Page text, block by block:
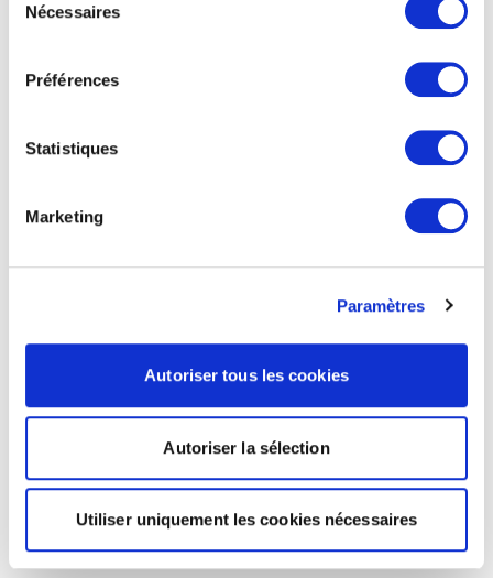
Nécessaires
Préférences
Statistiques
Marketing
Paramètres
Autoriser tous les cookies
Autoriser la sélection
Utiliser uniquement les cookies nécessaires